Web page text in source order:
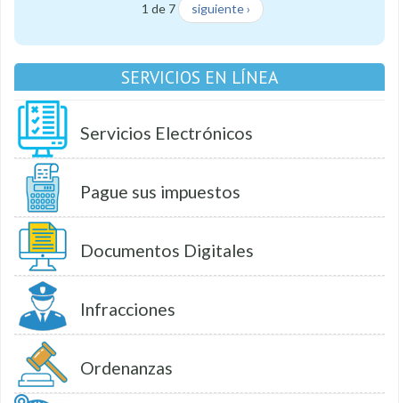
1 de 7 siguiente ›
SERVICIOS EN LÍNEA
Servicios Electrónicos
Pague sus impuestos
Documentos Digitales
Infracciones
Ordenanzas